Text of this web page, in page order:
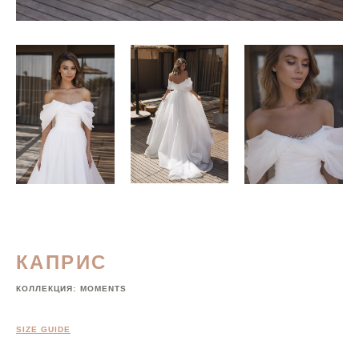
КАПРИС
КОЛЛЕКЦИЯ: MOMENTS
SIZE GUIDE